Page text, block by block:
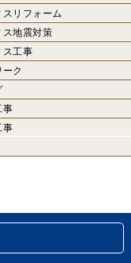
スリフォーム
ス地震対策
ス工事
ーク
事
事